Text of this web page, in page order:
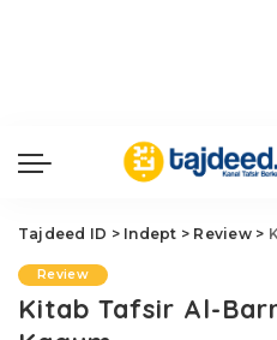
Tajdeed ID > Indept > Review>
Review
Kitab Tafsir Al-